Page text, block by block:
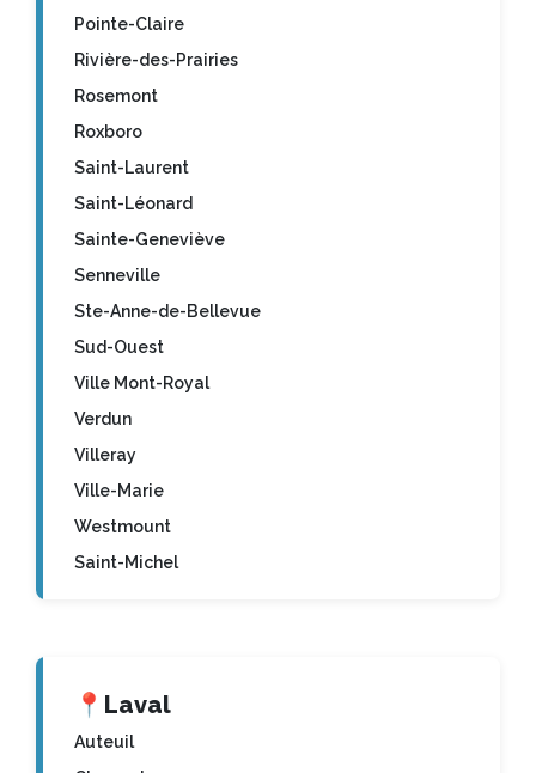
Pointe-Claire
Rivière-des-Prairies
Rosemont
Roxboro
Saint-Laurent
Saint-Léonard
Sainte-Geneviève
Senneville
Ste-Anne-de-Bellevue
Sud-Ouest
Ville Mont-Royal
Verdun
Villeray
Ville-Marie
Westmount
Saint-Michel
📍 Laval
Auteuil